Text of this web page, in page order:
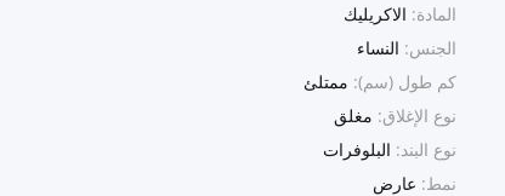
المادة: الاكريليك
الجنس: النساء
كم طول (سم): ممتلئ
نوع الإغلاق: مغلق
نوع البند: البلوفرات
نمط: عارض